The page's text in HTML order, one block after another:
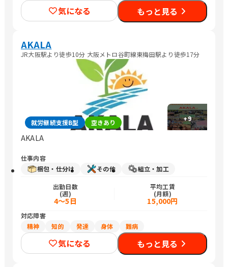
気になる もっと見る
AKALA
JR大阪駅より徒歩10分 大阪メトロ谷町線東梅田駅より徒歩17分
+9
就労継続支援B型 空きあり
AKALA
仕事内容
梱包・仕分け
その他 組立・加工
出勤日数
(週)
4～5日
平均工賃
(月額)
15,000円
対応障害
精神
知的 発達 身体 難病
気になる もっと見る